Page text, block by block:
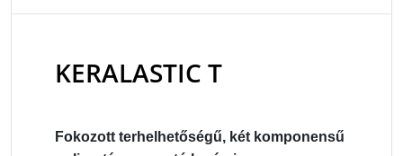
KERALASTIC T
Fokozott terhelhetőségű, két komponensű